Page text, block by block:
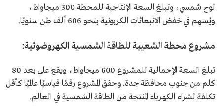
لوح شمسي، وتبلغ السعة الإنتاجية للمحطة 300 ميجاواط،
ويُسهم في خفض الانبعاثات الكربونية بنحو 606 ألف طن سنويًا.
مشروع محطة الشعيبة للطاقة الشمسية الكهروضوئية:
تبلغ السعة الإجمالية للمشروع 600 ميجاواط، ويقع على بعد 80
كلم من جنوب محافظة جدة. وحقق المشروع رقمًا قياسيًا عالميًا كأقل
تكلفة لشراء الكهرباء المنتجة من الطاقة الشمسية في العالم.​